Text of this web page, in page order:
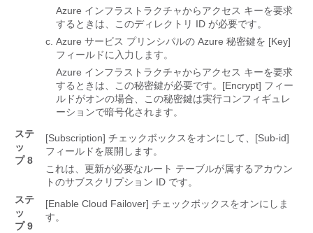
Azure インフラストラクチャからアクセス キーを要求
するときは、このディレクトリ ID が必要です。
Azure サービス プリンシパルの Azure 秘密鍵を [Key]
フィールドに入力します。
Azure インフラストラクチャからアクセス キーを要求
するときは、この秘密鍵が必要です。[Encrypt] フィー
ルドがオンの場合、この秘密鍵は実行コンフィギュレ
ーションで暗号化されます。
ステ
ッ
プ 8
[Subscription] チェックボックスをオンにして、[Sub-id]
フィールドを展開します。
これは、更新が必要なルート テーブルが属するアカウン
トのサブスクリプション ID です。
ステ
ッ
プ 9
[Enable Cloud Failover] チェックボックスをオンにしま
す。